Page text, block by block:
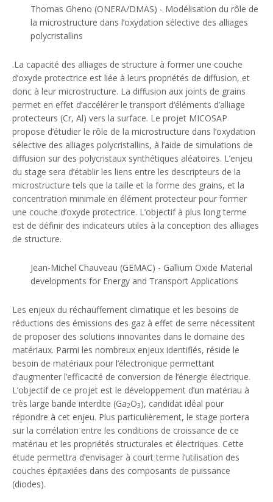
Thomas Gheno (ONERA/DMAS) - Modélisation du rôle de
la microstructure dans l’oxydation sélective des alliages
polycristallins
.La capacité des alliages de structure à former une couche
d’oxyde protectrice est liée à leurs propriétés de diffusion, et
donc à leur microstructure. La diffusion aux joints de grains
permet en effet d’accélérer le transport d’éléments d’alliage
protecteurs (Cr, Al) vers la surface. Le projet MICOSAP
propose d’étudier le rôle de la microstructure dans l’oxydation
sélective des alliages polycristallins, à l’aide de simulations de
diffusion sur des polycristaux synthétiques aléatoires. L’enjeu
du stage sera d’établir les liens entre les descripteurs de la
microstructure tels que la taille et la forme des grains, et la
concentration minimale en élément protecteur pour former
une couche d’oxyde protectrice. L’objectif à plus long terme
est de définir des indicateurs utiles à la conception des alliages
de structure.
Jean-Michel Chauveau (GEMAC) - Gallium Oxide Material
developments for Energy and Transport Applications
Les enjeux du réchauffement climatique et les besoins de
réductions des émissions des gaz à effet de serre nécessitent
de proposer des solutions innovantes dans le domaine des
matériaux. Parmi les nombreux enjeux identifiés, réside le
besoin de matériaux pour l’électronique permettant
d’augmenter l’efficacité de conversion de l’énergie électrique.
L’objectif de ce projet est le développement d’un matériau à
très large bande interdite (Ga2O3), candidat idéal pour
répondre à cet enjeu. Plus particulièrement, le stage portera
sur la corrélation entre les conditions de croissance de ce
matériau et les propriétés structurales et électriques. Cette
étude permettra d’envisager à court terme l’utilisation des
couches épitaxiées dans des composants de puissance
(diodes).